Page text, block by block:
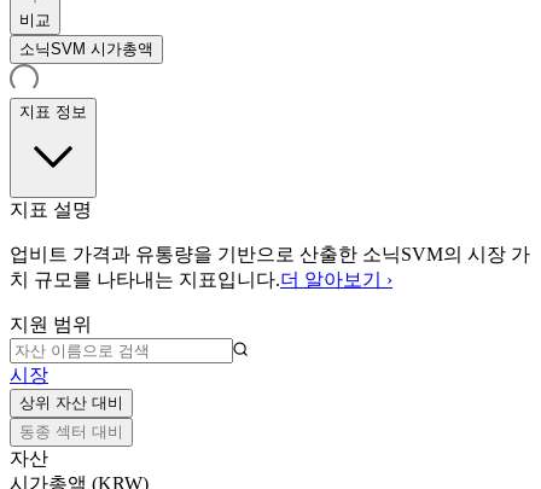
비교
소닉SVM 시가총액
지표 정보
지표 설명
업비트 가격과 유통량을 기반으로 산출한 소닉SVM의 시장 가
치 규모를 나타내는 지표입니다.더 알아보기 ›
지원 범위
시장
상위 자산 대비
동종 섹터 대비
자산
시가총액 (KRW)